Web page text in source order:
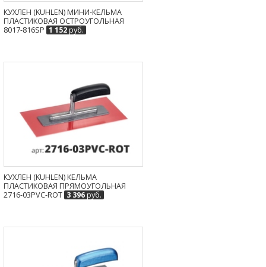
КУХЛЕН (KUHLEN) МИНИ-КЕЛЬМА
ПЛАСТИКОВАЯ ОСТРОУГОЛЬНАЯ
8017-816SP 1 152руб.
КУХЛЕН (KUHLEN) КЕЛЬМА
ПЛАСТИКОВАЯ ПРЯМОУГОЛЬНАЯ
2716-03PVC-ROT 3 396руб.